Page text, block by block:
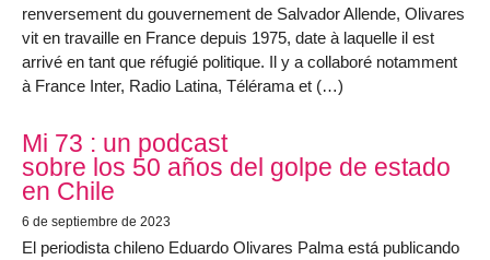
renversement du gouvernement de Salvador Allende, Olivares
vit en travaille en France depuis 1975, date à laquelle il est
arrivé en tant que réfugié politique. Il y a collaboré notamment
à France Inter, Radio Latina, Télérama et (…)
Mi 73 : un podcast
sobre los 50 años del golpe de estado
en Chile
6 de septiembre de 2023
El periodista chileno Eduardo Olivares Palma está publicando